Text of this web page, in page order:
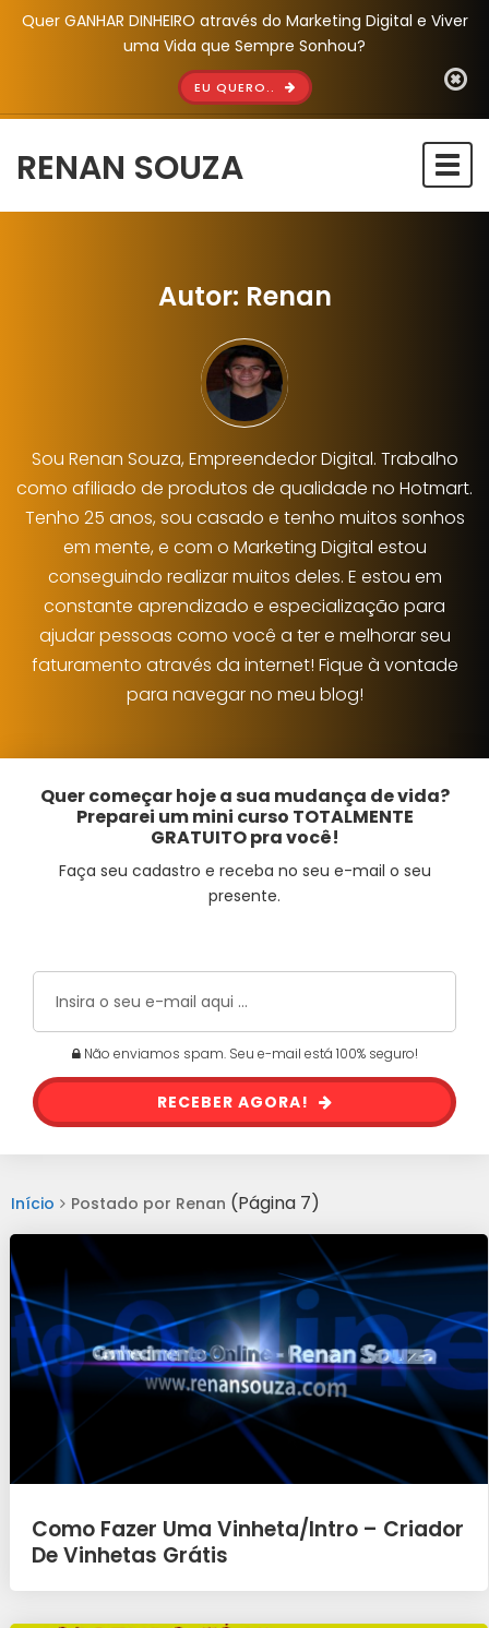
Quer GANHAR DINHEIRO através do Marketing Digital e Viver
uma Vida que Sempre Sonhou?
EU QUERO..
RENAN SOUZA
Autor: Renan
Sou Renan Souza, Empreendedor Digital. Trabalho
como afiliado de produtos de qualidade no Hotmart.
Tenho 25 anos, sou casado e tenho muitos sonhos
em mente, e com o Marketing Digital estou
conseguindo realizar muitos deles. E estou em
constante aprendizado e especialização para
ajudar pessoas como você a ter e melhorar seu
faturamento através da internet! Fique à vontade
para navegar no meu blog!
Quer começar hoje a sua mudança de vida?
Preparei um mini curso TOTALMENTE
GRATUITO pra você!
Faça seu cadastro e receba no seu e-mail o seu
presente.
Não enviamos spam. Seu e-mail está 100% seguro!
RECEBER AGORA!
Início Postado por Renan (Página 7)
Como Fazer Uma Vinheta/Intro – Criador
De Vinhetas Grátis